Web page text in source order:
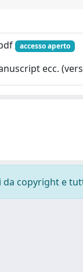
accesso aperto
ecc.
copyright e